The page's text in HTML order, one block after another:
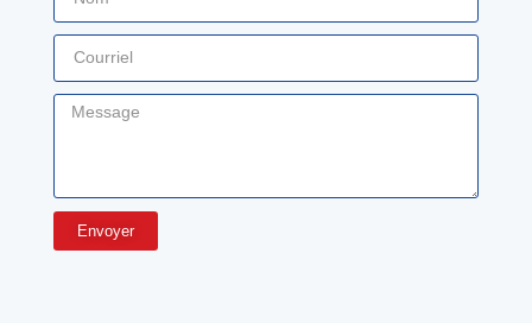
Envoyer